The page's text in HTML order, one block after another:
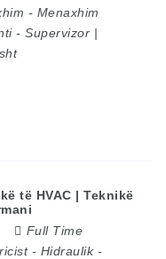
- Menaxhim
- Supervizor |
të HVAC | Teknikë
Full Time
- Hidraulik-